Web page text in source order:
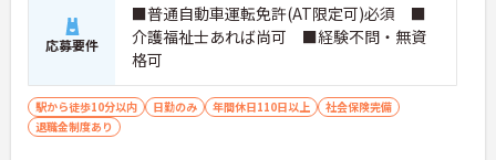
応募要件
■普通自動車運転免許(AT限定可)必須 ■
介護福祉士あれば尚可 ■経験不問・無資
格可
駅から徒歩10分以内 日勤のみ 年間休日110日以上
社会保険完備
退職金制度あり